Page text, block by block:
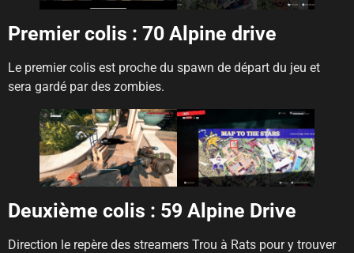
Premier colis : 70 Alpine drive
Le premier colis est proche du spawn de départ du jeu et
sera gardé par des zombies.
Deuxième colis : 59 Alpine Drive
Direction le repère des streamers Trou à Rats pour y trouver